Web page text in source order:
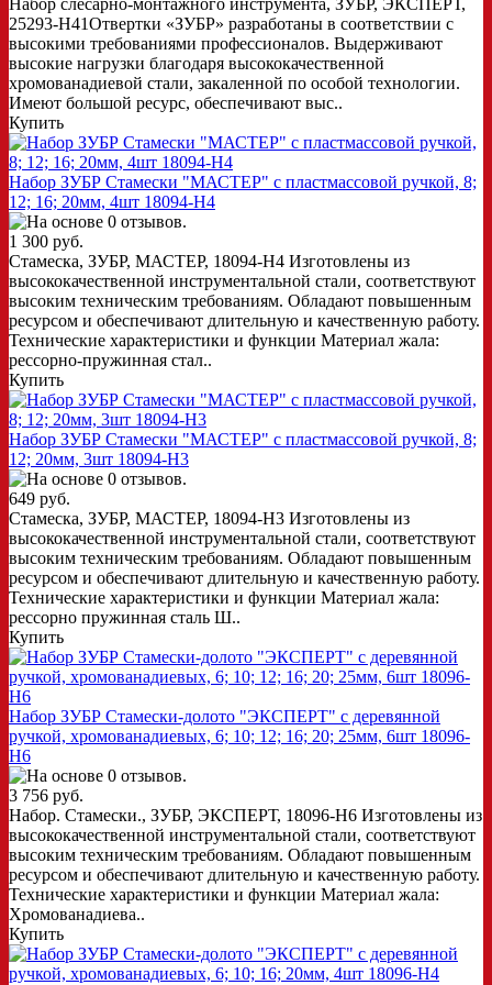
Набор слесарно-монтажного инструмента, ЗУБР, ЭКСПЕРТ,
25293-H41Отвертки «ЗУБР» разработаны в соответствии с
высокими требованиями профессионалов. Выдерживают
высокие нагрузки благодаря высококачественной
хромованадиевой стали, закаленной по особой технологии.
Имеют большой ресурс, обеспечивают выс..
Купить
Набор ЗУБР Стамески "МАСТЕР" с пластмассовой ручкой, 8;
12; 16; 20мм, 4шт 18094-H4
1 300 руб.
Стамеска, ЗУБР, МАСТЕР, 18094-H4 Изготовлены из
высококачественной инструментальной стали, соответствуют
высоким техническим требованиям. Обладают повышенным
ресурсом и обеспечивают длительную и качественную работу.
Технические характеристики и функции Материал жала:
рессорно-пружинная стал..
Купить
Набор ЗУБР Стамески "МАСТЕР" с пластмассовой ручкой, 8;
12; 20мм, 3шт 18094-H3
649 руб.
Стамеска, ЗУБР, МАСТЕР, 18094-H3 Изготовлены из
высококачественной инструментальной стали, соответствуют
высоким техническим требованиям. Обладают повышенным
ресурсом и обеспечивают длительную и качественную работу.
Технические характеристики и функции Материал жала:
рессорно пружинная сталь Ш..
Купить
Набор ЗУБР Стамески-долото "ЭКСПЕРТ" с деревянной
ручкой, хромованадиевых, 6; 10; 12; 16; 20; 25мм, 6шт 18096-
H6
3 756 руб.
Набор. Стамески., ЗУБР, ЭКСПЕРТ, 18096-H6 Изготовлены из
высококачественной инструментальной стали, соответствуют
высоким техническим требованиям. Обладают повышенным
ресурсом и обеспечивают длительную и качественную работу.
Технические характеристики и функции Материал жала:
Хромованадиева..
Купить